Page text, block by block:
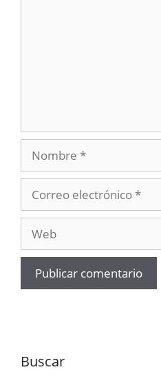
Nombre
electrónico
Buscar